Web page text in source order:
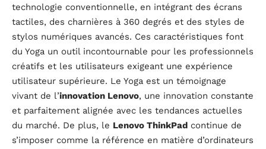
technologie conventionnelle, en intégrant des écrans
tactiles, des charnières à 360 degrés et des styles de
stylos numériques avancés. Ces caractéristiques font
du Yoga un outil incontournable pour les professionnels
créatifs et les utilisateurs exigeant une expérience
utilisateur supérieure. Le Yoga est un témoignage
vivant de l’innovation Lenovo, une innovation constante
et parfaitement alignée avec les tendances actuelles
du marché. De plus, le Lenovo ThinkPad continue de
s’imposer comme la référence en matière d’ordinateurs